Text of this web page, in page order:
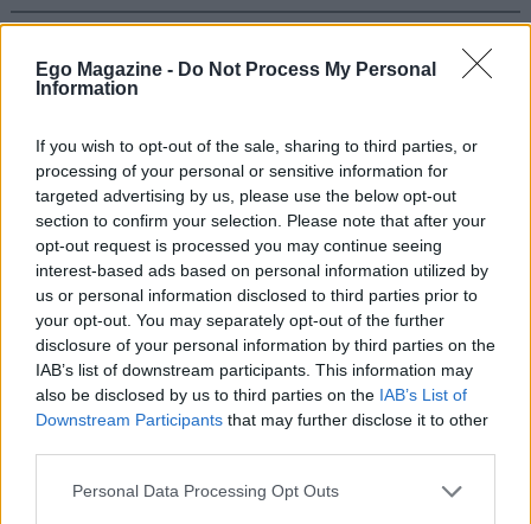
Ego Magazine - Do Not Process My Personal
Information
If you wish to opt-out of the sale, sharing to third parties, or
processing of your personal or sensitive information for
targeted advertising by us, please use the below opt-out
section to confirm your selection. Please note that after your
opt-out request is processed you may continue seeing
interest-based ads based on personal information utilized by
us or personal information disclosed to third parties prior to
your opt-out. You may separately opt-out of the further
disclosure of your personal information by third parties on the
IAB’s list of downstream participants. This information may
also be disclosed by us to third parties on the IAB’s List of
Downstream Participants that may further disclose it to other
Please note that this website/app uses one or more Google
Personal Data Processing Opt Outs
ΠΕΡΙΣΣΟΤΕΡΑ